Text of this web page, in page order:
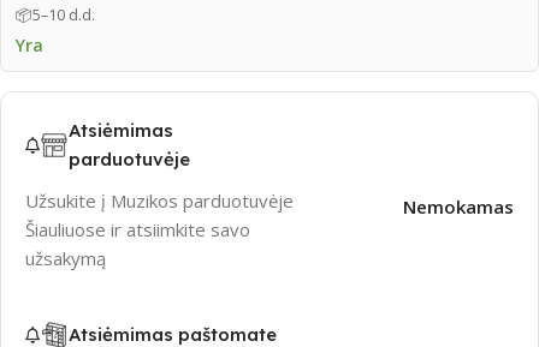
📦5–10 d.d.
Yra
Atsiėmimas
parduotuvėje
Užsukite į Muzikos parduotuvėje
Šiauliuose ir atsiimkite savo
užsakymą
Nemokamas
Atsiėmimas paštomate